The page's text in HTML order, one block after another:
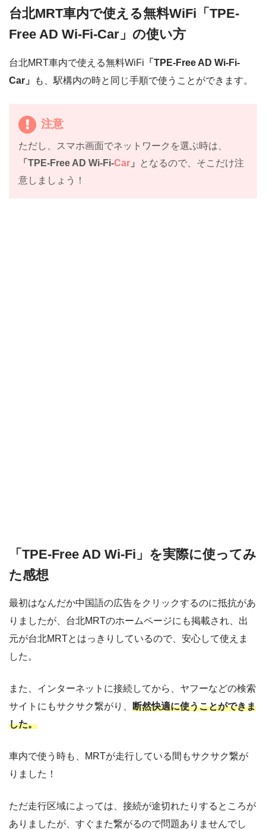
台北MRT車内で使える無料WiFi「TPE-
Free AD Wi-Fi-Car」の使い方
台北MRT車内で使える無料WiFi 「TPE-Free AD Wi-Fi-
Car」
も、駅構内の時と同じ手順で使うことができます。
注意
ただし、スマホ画面でネットワークを選ぶ時は、
「TPE-Free AD Wi-Fi-Car 」
となるので、そこだけ注
意しましょう！
「TPE-Free AD Wi-Fi」を実際に使ってみ
た感想
最初はなんだか中国語の広告をクリックするのに抵抗があ
りましたが、台北MRTのホームページにも掲載され、出
元が台北MRTとはっきりしているので、安心して使えま
した。
また、インターネットに接続してから、ヤフーなどの検索
サイトにもサクサク繋がり、 断然快適に使うことができま
した。
車内で使う時も、MRTが走行している間もサクサク繋が
りました！
ただ走行区域によっては、接続が途切れたりするところが
ありましたが、すぐまた繋がるので問題ありませんでし